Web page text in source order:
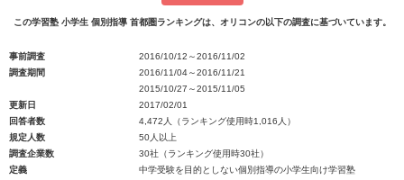
この学習塾 小学生 個別指導 首都圏ランキングは、オリコンの以下の調査に基づいています。
事前調査
2016/10/12～2016/11/02
調査期間
2016/11/04～2016/11/21
2015/10/27～2015/11/05
更新日
2017/02/01
回答者数
4,472人（ランキング使用時1,016人）
規定人数
50人以上
調査企業数
30社（ランキング使用時30社）
定義
中学受験を目的としない個別指導の小学生向け学習塾